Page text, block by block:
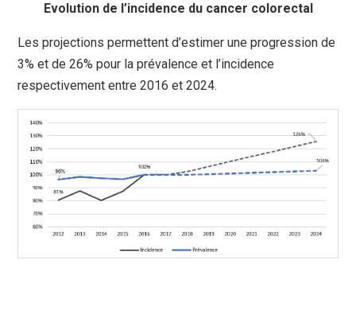
Evolution de l’incidence du cancer colorectal
Les projections permettent d’estimer une progression de
3% et de 26% pour la prévalence et l’incidence
respectivement entre 2016 et 2024.